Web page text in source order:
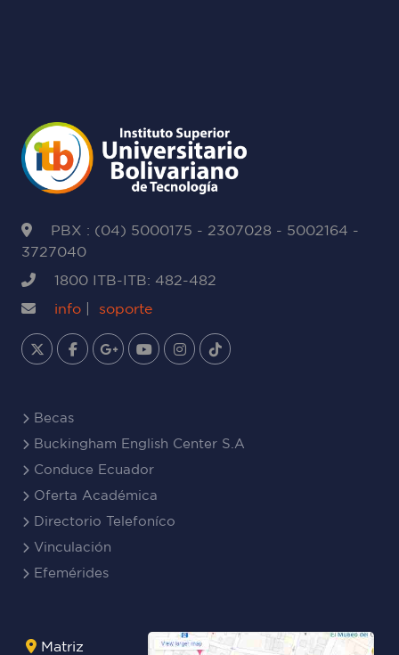
PBX : (04) 5000175 - 2307028 - 5002164 -
3727040
1800 ITB-ITB: 482-482
info
soporte
Becas
Buckingham English Center S.A
Conduce Ecuador
Oferta Académica
Directorio Telefoníco
Vinculación
Efemérides
Matriz